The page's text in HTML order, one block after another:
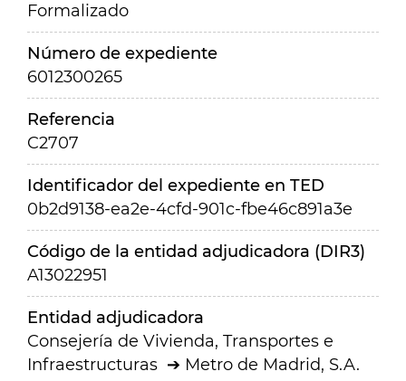
Formalizado
Número de expediente
6012300265
Referencia
C2707
Identificador del expediente en TED
0b2d9138-ea2e-4cfd-901c-fbe46c891a3e
Código de la entidad adjudicadora (DIR3)
A13022951
Entidad adjudicadora
Consejería de Vivienda, Transportes e
Infraestructuras
Metro de Madrid, S.A.